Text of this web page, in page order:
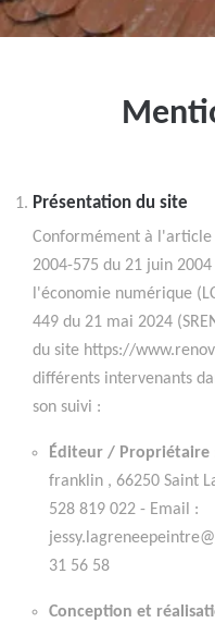
Présentation du site
Conformément à
2004-575 du 21 juin
l'économie numérique
449 du 21 mai 2024
du site https://
différents intervenants
son suivi :
Éditeur / Propriétaire
franklin , 66250 Saint
528 819 022 - Email :
31 56 58
Conception et